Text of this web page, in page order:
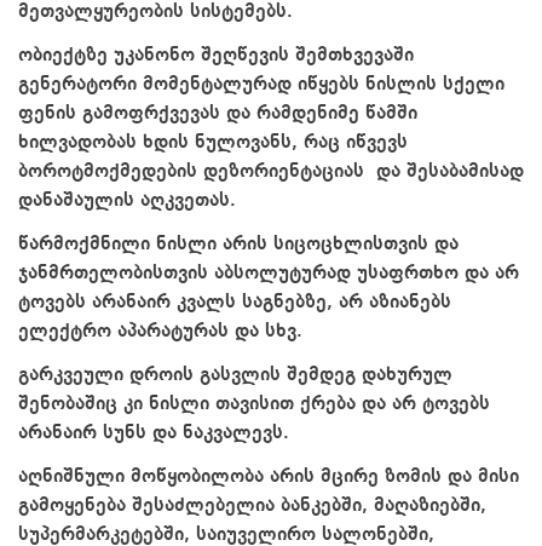
მეთვალყურეობის სისტემებს.
ობიექტზე უკანონო შეღწევის შემთხვევაში
გენერატორი მომენტალურად იწყებს ნისლის სქელი
ფენის გამოფრქვევას და რამდენიმე წამში
ხილვადობას ხდის ნულოვანს, რაც იწვევს
ბოროტმოქმედების დეზორიენტაციას და შესაბამისად
დანაშაულის აღკვეთას.
წარმოქმნილი ნისლი არის სიცოცხლისთვის და
ჯანმრთელობისთვის აბსოლუტურად უსაფრთხო და არ
ტოვებს არანაირ კვალს საგნებზე, არ აზიანებს
ელექტრო აპარატურას და სხვ.
გარკვეული დროის გასვლის შემდეგ დახურულ
შენობაშიც კი ნისლი თავისით ქრება და არ ტოვებს
არანაირ სუნს და ნაკვალევს.
აღნიშნული მოწყობილობა არის მცირე ზომის და მისი
გამოყენება შესაძლებელია ბანკებში, მაღაზიებში,
სუპერმარკეტებში, საიუველირო სალონებში,